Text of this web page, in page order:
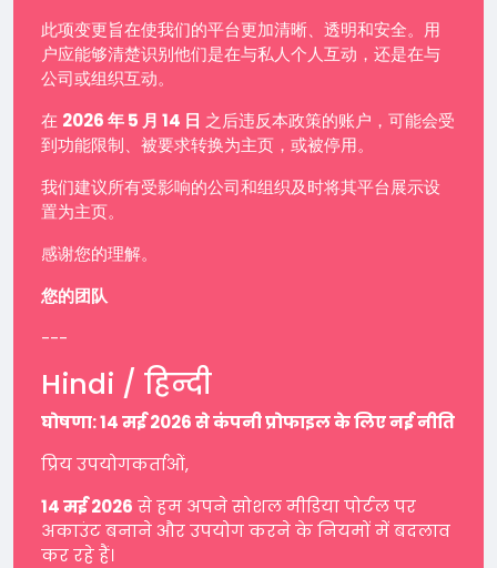
此项变更旨在使我们的平台更加清晰、透明和安全。用
户应能够清楚识别他们是在与私人个人互动，还是在与
公司或组织互动。
在 2026 年 5 月 14 日 之后违反本政策的账户，可能会受
到功能限制、被要求转换为主页，或被停用。
我们建议所有受影响的公司和组织及时将其平台展示设
置为主页。
感谢您的理解。
您的团队
---
Hindi / हिन्दी
घोषणा: 14 मई 2026 से कंपनी प्रोफाइल के लिए नई नीति
प्रिय उपयोगकर्ताओं,
14 मई 2026 से हम अपने सोशल मीडिया पोर्टल पर
अकाउंट बनाने और उपयोग करने के नियमों में बदलाव
कर रहे हैं।